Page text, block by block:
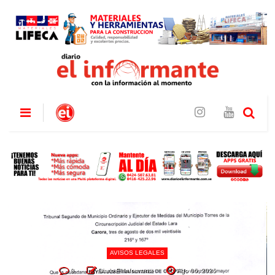
AVISOS LEGALES
0 Diario El Informante Ago 06, 2026